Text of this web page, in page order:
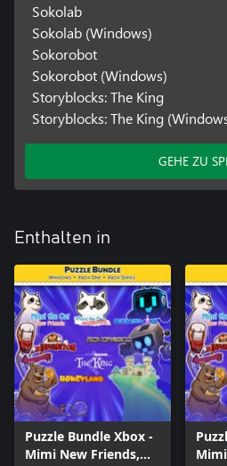
Sokolab
Sokolab (Windows)
Sokorobot
Sokorobot (Windows)
Storyblocks: The King
Storyblocks: The King
GEHE ZU
Enthalten in
Puzzle Bundle Xbox -
Mimi New Friends,